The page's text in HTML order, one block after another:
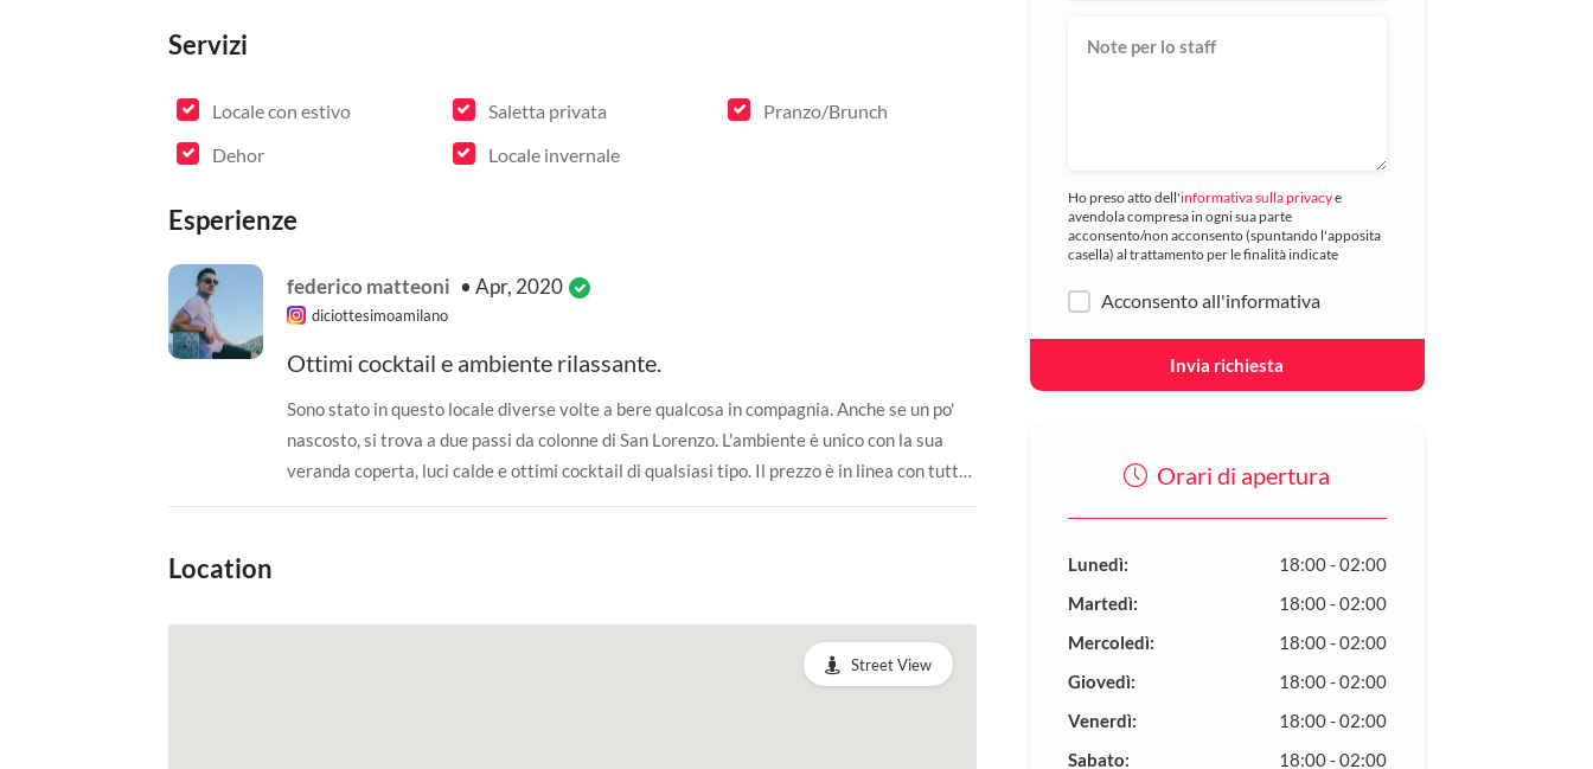
Servizi
Locale con estivo
Dehor
Saletta privata
Locale invernale
Pranzo/Brunch
Esperienze
federico matteoni • Apr, 2020
diciottesimoamilano
Ottimi cocktail e ambiente rilassante.
Sono stato in questo locale diverse volte a bere qualcosa in compagnia. Anche se un po'
nascosto, si trova a due passi da colonne di San Lorenzo. L'ambiente è unico con la sua
veranda coperta, luci calde e ottimi cocktail di qualsiasi tipo. Il prezzo è in linea con tutti
Location
Street View
Ho preso atto dell'informativa sulla privacye
avendola compresa in ogni sua parte
acconsento/non acconsento (spuntando l'apposita
casella) al trattamento per le finalità indicate
Acconsento all'informativa
Invia richiesta
Orari di apertura
Lunedì:
18:00 - 02:00
Martedì:
18:00 - 02:00
Mercoledì:
18:00 - 02:00
Giovedì:
18:00 - 02:00
Venerdì:
18:00 - 02:00
Sabato:
18:00 - 02:00